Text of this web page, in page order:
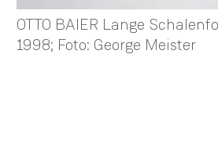
OTTO BAIER Lange
1998; Foto: George Meister